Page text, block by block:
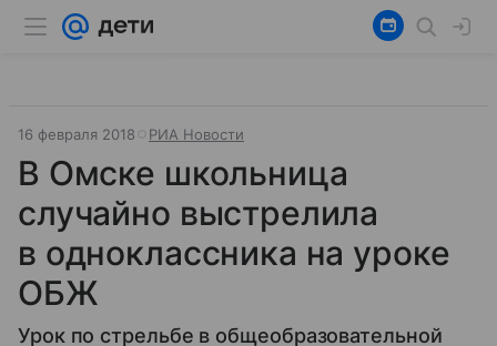
16 февраля 2018 РИА Новости
В Омске школьница
случайно выстрелила
в одноклассника на уроке
ОБЖ
Урок по стрельбе в общеобразовательной